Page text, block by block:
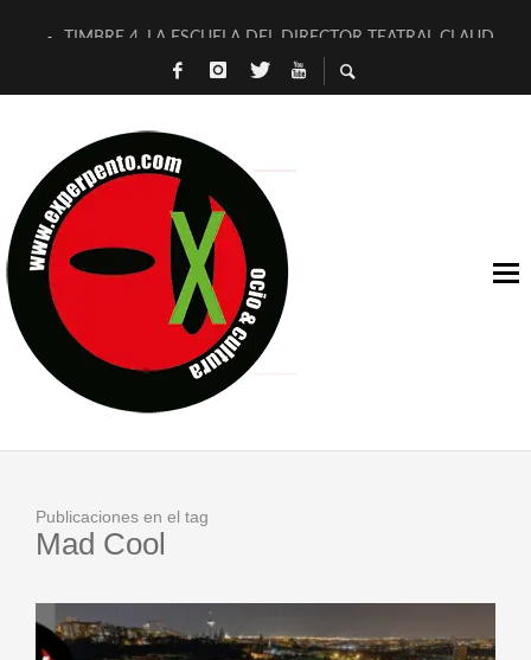
TIMBRE 4, LA ESCUELA DEL DIRECTOR TEATRAL CLAUDIO
30 AÑOS (NO ES NADA) DE LA KATARSIS DEL TOMATAZO
D’BALDOMEROS REINVENTAN [BITÁCORA 3.0] EN EXVITA
MARSHALL FLASH PRESENTA EN EXVITA [RELATIVA
JOFRE BARDAGÍ EN EXVITA INTERPRETANDO A SERRAT
YORCH PRESENTA [CURSO DE ARMONÍA PERSECUTORIA]
MAGALÍ SARE NOS EXPLICA [DESCASADA]
«NO TENGO PUTOS SUEÑOS»
Publicaciones en el tag
Mad Cool